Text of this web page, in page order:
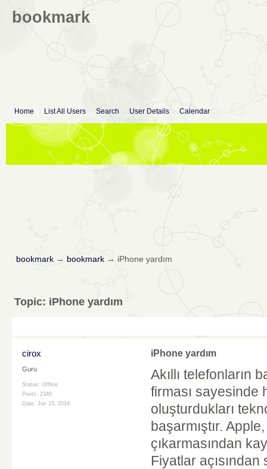
bookmark
Home List All Users Search User Details Calendar
bookmark→ bookmark→ iPhone yardım
Topic: iPhone yardım
cirox
Guru
Status: Offline
Posts: 2349
Date: Jun 15, 2014
iPhone yardım
Akıllı telefonların
firması sayesinde
oluşturdukları
başarmıştır.
çıkarmasından
Fiyatlar